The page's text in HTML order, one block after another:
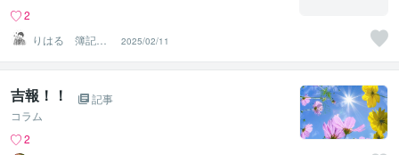
2
りはる 簿記学
習支援
2025/02/11
吉報！！
記事
コラム
2